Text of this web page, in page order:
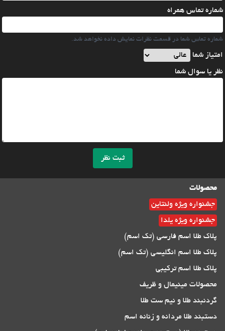
شماره تماس همراه
شماره تماس شما در قسمت نظرات نمایش داده نخواهد شد.
امتیاز شما
نظر یا سوال شما
ثبت نظر
محصولات
جشنواره ویژه ولنتاین
جشنواره ویژه یلدا
پلاک طلا اسم فارسی (تک اسم)
پلاک طلا اسم انگلیسی (تک اسم)
پلاک طلا اسم ترکیبی
محصولات مینیمال و ظریف
گردنبند طلا و نیم ست طلا
دستبند طلا مردانه و زنانه اسم